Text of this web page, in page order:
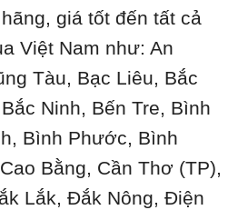
giá tốt đến tất cả
Việt Nam như: An
Tàu, Bạc Liêu, Bắc
Ninh, Bến Tre, Bình
Bình Phước, Bình
Bằng, Cần Thơ (TP),
Lắk, Đắk Nông, Điện